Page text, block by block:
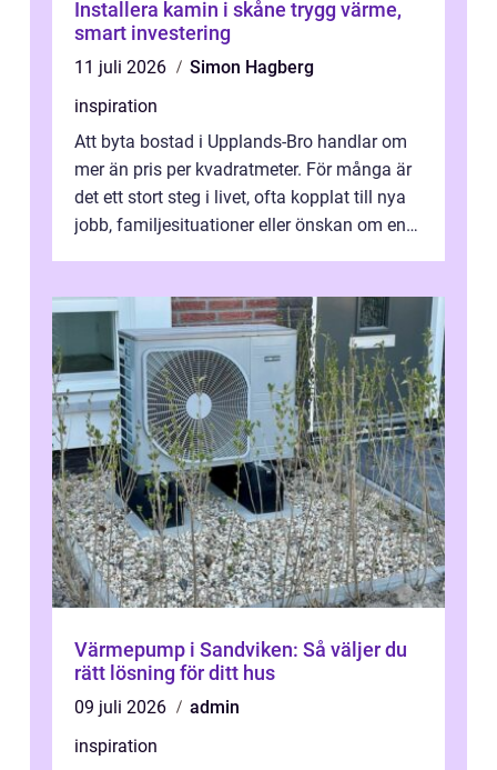
Installera kamin i skåne trygg värme,
smart investering
11 juli 2026
Simon Hagberg
inspiration
Att byta bostad i Upplands-Bro handlar om
mer än pris per kvadratmeter. För många är
det ett stort steg i livet, ofta kopplat till nya
jobb, familjesituationer eller önskan om en
Värmepump i Sandviken: Så väljer du
rätt lösning för ditt hus
09 juli 2026
admin
inspiration